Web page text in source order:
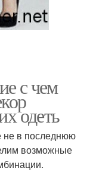
с чем
одеть
не в последнюю
возможные